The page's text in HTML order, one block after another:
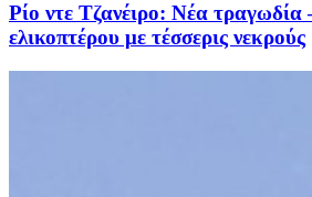
Ρίο ντε Τζανέιρο: Νέα τραγωδία
ελικοπτέρου με τέσσερις νεκρούς